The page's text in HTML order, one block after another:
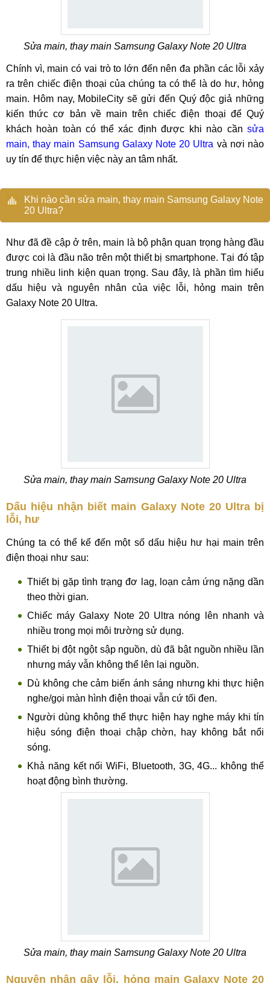
Sửa main, thay main Samsung Galaxy Note 20 Ultra
Chính vì, main có vai trò to lớn đến nên đa phần các lỗi xảy
ra trên chiếc điện thoại của chúng ta có thể là do hư, hỏng
main. Hôm nay, MobileCity sẽ gửi đến Quý độc giả những
kiến thức cơ bản về main trên chiếc điện thoại để Quý
khách hoàn toàn có thể xác định được khi nào cần sửa
main, thay main Samsung Galaxy Note 20 Ultra và nơi nào
uy tín để thực hiện việc này an tâm nhất.
Khi nào cần sửa main, thay main Samsung Galaxy Note
20 Ultra?
Như đã đề cập ở trên, main là bộ phận quan trọng hàng đầu
được coi là đầu não trên một thiết bị smartphone. Tại đó tập
trung nhiều linh kiện quan trọng. Sau đây, là phần tìm hiểu
dấu hiệu và nguyên nhân của việc lỗi, hỏng main trên
Galaxy Note 20 Ultra.
Sửa main, thay main Samsung Galaxy Note 20 Ultra
Dấu hiệu nhận biết main Galaxy Note 20 Ultra bị
lỗi, hư
Chúng ta có thể kể đến một số dấu hiệu hư hại main trên
điện thoại như sau:
Thiết bị gặp tình trạng đơ lag, loạn cảm ứng nặng dần
theo thời gian.
Chiếc máy Galaxy Note 20 Ultra nóng lên nhanh và
nhiều trong mọi môi trường sử dụng.
Thiết bị đột ngột sập nguồn, dù đã bật nguồn nhiều lần
nhưng máy vẫn không thể lên lại nguồn.
Dù không che cảm biến ánh sáng nhưng khi thực hiện
nghe/gọi màn hình điện thoại vẫn cứ tối đen.
Người dùng không thể thực hiện hay nghe máy khi tín
hiệu sóng điện thoại chập chờn, hay không bắt nổi
sóng.
Khả năng kết nối WiFi, Bluetooth, 3G, 4G... không thể
hoạt động bình thường.
Sửa main, thay main Samsung Galaxy Note 20 Ultra
Nguyên nhân gây lỗi, hỏng main Galaxy Note 20